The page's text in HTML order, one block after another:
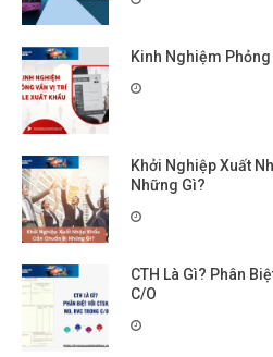
Kinh Nghiệm
Khởi Nghiệp Xuất
Những Gì?
CTH Là Gì? Phân
C/O